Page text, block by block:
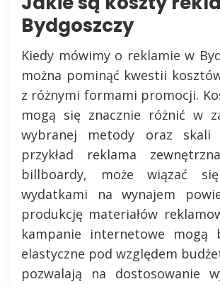
Bydgoszczy
Kiedy mówimy o reklamie w
można pominąć kwestii
z różnymi formami promocji.
mogą się znacznie różnić w
wybranej metody oraz skali
przykład reklama
billboardy, może wiązać
wydatkami na wynajem
produkcję materiałów
kampanie internetowe mogą
elastyczne pod względem
pozwalają na dostosowanie